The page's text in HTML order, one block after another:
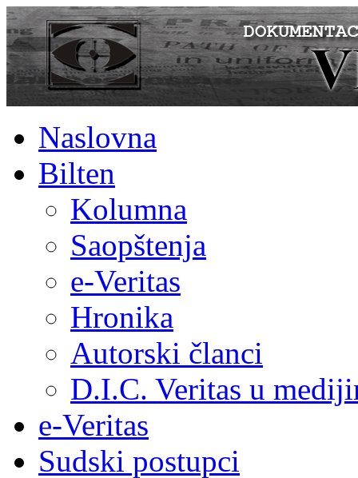
Naslovna
Bilten
Kolumna
Saopštenja
e-Veritas
Hronika
Autorski članci
D.I.C. Veritas u
e-Veritas
Sudski postupci